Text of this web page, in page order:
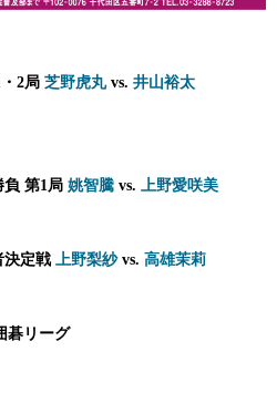
2局 芝野虎丸vs. 井山裕太
負 第1局 姚智騰 vs.
上野愛咲美
決定戦 上野梨紗vs. 高雄茉莉
碁リーグ